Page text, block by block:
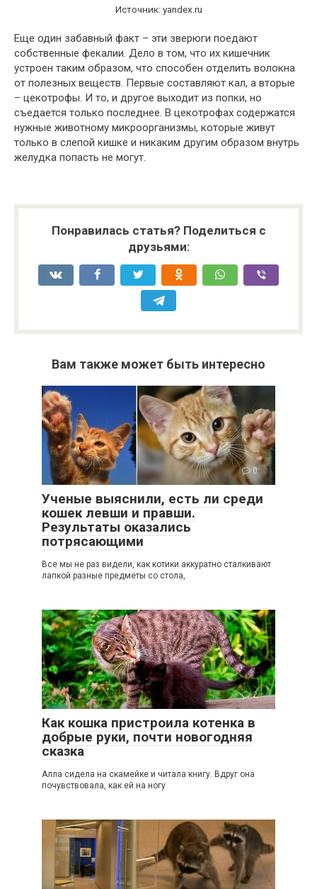
Источник: yandex.ru
Еще один забавный факт – эти зверюги поедают
собственные фекалии. Дело в том, что их кишечник
устроен таким образом, что способен отделить волокна
от полезных веществ. Первые составляют кал, а вторые
– цекотрофы. И то, и другое выходит из попки, но
съедается только последнее. В цекотрофах содержатся
нужные животному микроорганизмы, которые живут
только в слепой кишке и никаким другим образом внутрь
желудка попасть не могут.
Понравилась статья? Поделиться с
друзьями:
Вам также может быть интересно
0
Ученые выяснили, есть ли среди
кошек левши и правши.
Результаты оказались
потрясающими
Все мы не раз видели, как котики аккуратно сталкивают
лапкой разные предметы со стола,
2
Как кошка пристроила котенка в
добрые руки, почти новогодняя
сказка
Алла сидела на скамейке и читала книгу. Вдруг она
почувствовала, как ей на ногу